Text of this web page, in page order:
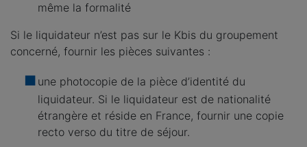
même la formalité
Si le liquidateur n’est pas sur le Kbis du groupement
concerné, fournir les pièces suivantes :
une photocopie de la pièce d’identité du
liquidateur. Si le liquidateur est de nationalité
étrangère et réside en France, fournir une copie
recto verso du titre de séjour.